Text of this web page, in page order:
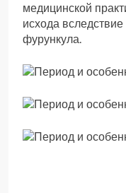
медицинской
исхода
фурункула.